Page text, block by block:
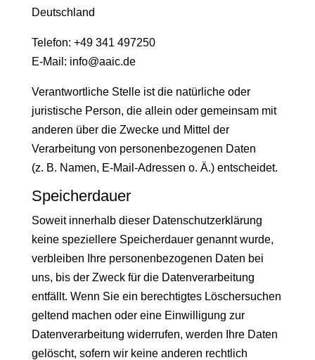
Deutschland
Telefon: +49 341 497250
E-Mail: info@aaic.de
Verantwortliche Stelle ist die natürliche oder
juristische Person, die allein oder gemeinsam mit
anderen über die Zwecke und Mittel der
Verarbeitung von personenbezogenen Daten
(z. B. Namen, E-Mail-Adressen o. Ä.) entscheidet.
Speicherdauer
Soweit innerhalb dieser Datenschutzerklärung
keine speziellere Speicherdauer genannt wurde,
verbleiben Ihre personenbezogenen Daten bei
uns, bis der Zweck für die Datenverarbeitung
entfällt. Wenn Sie ein berechtigtes Löschersuchen
geltend machen oder eine Einwilligung zur
Datenverarbeitung widerrufen, werden Ihre Daten
gelöscht, sofern wir keine anderen rechtlich